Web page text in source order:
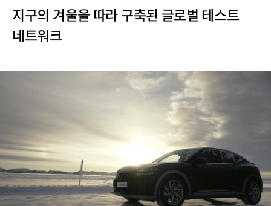
지구의 겨울을 따라 구축된 글로벌 테스트
네트워크